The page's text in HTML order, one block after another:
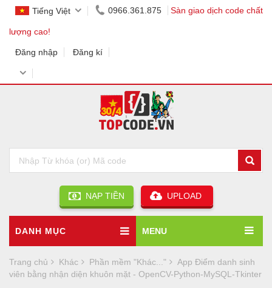
Tiếng Việt 0966.361.875 Sàn giao dịch code chất
lượng cao!
Đăng nhập Đăng kí
NẠP TIỀN UPLOAD
DANH MỤC MENU
Trang chủ Khác Phần mềm "Khác..."
App Điểm danh sinh
viên bằng nhận diện khuôn mặt - OpenCV-Python-MySQL-Tkinter